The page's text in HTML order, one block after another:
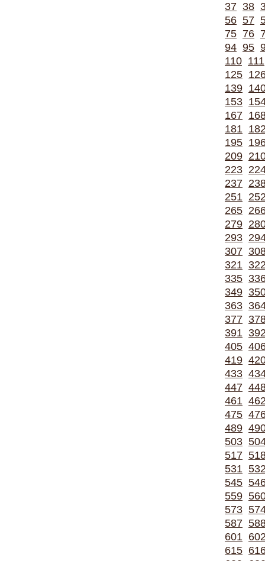
37 38
56 57
75 76
94 95
110 111
125
139
153
167
181
195
209
223
237
251
265
279
293
307
321
335
349
363
377
391
405
419
433
447
461
475
489
503
517
531
545
559
573
587
601
615